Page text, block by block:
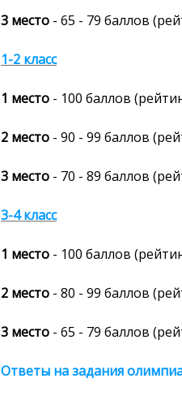
3 место - 65 - 79 баллов
1-2 класс
1 место - 100 баллов
2 место - 90 - 99 баллов
3 место - 70 - 89 баллов
3-4 класс
1 место - 100 баллов
2 место - 80 - 99 баллов
3 место - 65 - 79 баллов
Ответы на задания